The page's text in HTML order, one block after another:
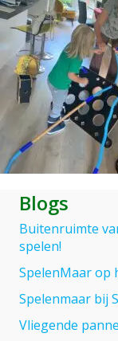
Blogs
Buitenruimte
spelen!
SpelenMaar op
Spelenmaar bij
Vliegende